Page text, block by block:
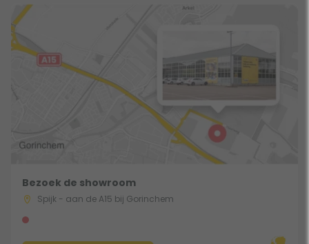
Bezoek de showroom
Spijk - aan de A15 bij Gorinchem